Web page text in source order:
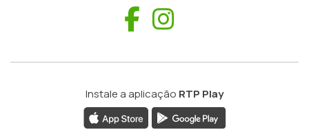
Facebook
Instale a aplicação RTP Play